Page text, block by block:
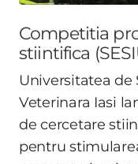
Competitia
stiintifica
Universitatea de
Veterinara Iasi
de cercetare
pentru